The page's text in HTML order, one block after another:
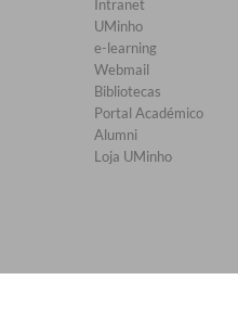
Intranet
UMinho
e-learning
Webmail​
Bibliotecas​
Portal Académico
Alumni
Loja UMinho